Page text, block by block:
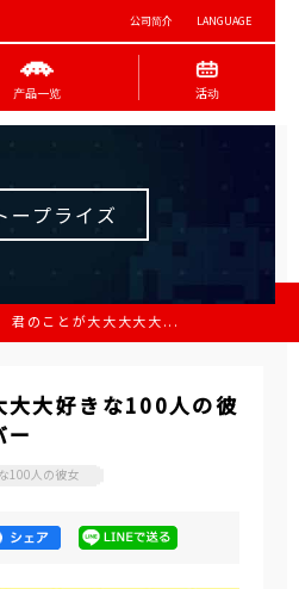
公司简介 LANGUAGE
产品一览 活动
ープライズ
君のことが大大大大大...
大大好きな100人の彼
100人の彼女